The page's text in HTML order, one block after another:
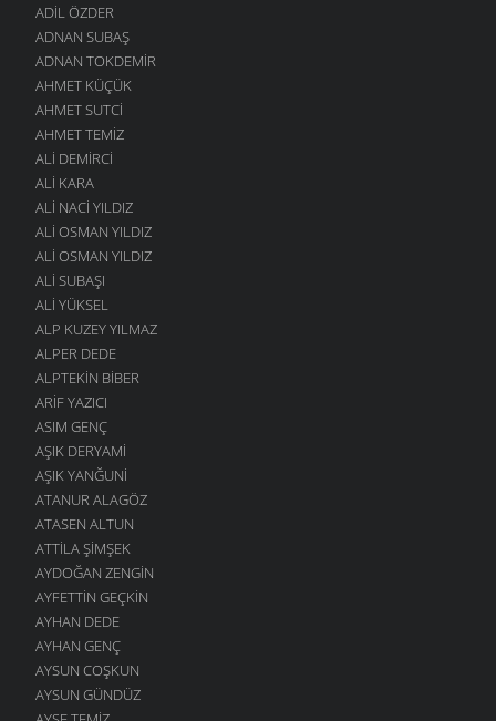
ADIL ÖZDER
ADNAN SUBAŞ
ADNAN TOKDEMIR
AHMET KÜÇÜK
AHMET SUTCI
AHMET TEMIZ
ALI DEMIRCI
ALI KARA
ALI NACI YILDIZ
ALI OSMAN YILDIZ
ALI OSMAN YILDIZ
ALI SUBAŞI
ALI YÜKSEL
ALP KUZEY YILMAZ
ALPER DEDE
ALPTEKIN BIBER
ARIF YAZICI
ASIM GENÇ
AŞIK DERYAMI
AŞIK YANĞUNI
ATANUR ALAGÖZ
ATASEN ALTUN
ATTILA ŞIMŞEK
AYDOĞAN ZENGIN
AYFETTIN GEÇKIN
AYHAN DEDE
AYHAN GENÇ
AYSUN COŞKUN
AYSUN GÜNDÜZ